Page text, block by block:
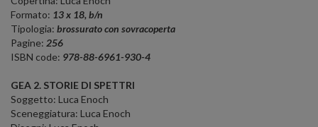
Formato: 13 x 18, b/n
Tipologia: brossurato con sovracoperta
Pagine: 256
ISBN code: 978-88-6961-930-4
GEA 2. STORIE DI SPETTRI
Soggetto: Luca Enoch
Sceneggiatura: Luca Enoch